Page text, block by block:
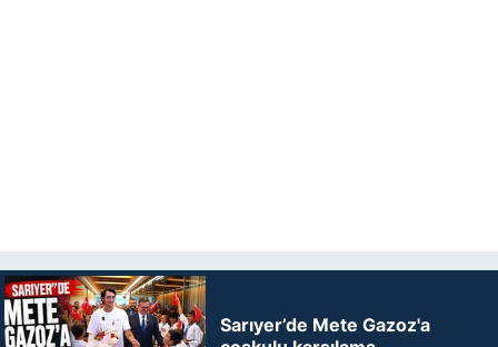
Sarıyer’de Mete Gazoz'a